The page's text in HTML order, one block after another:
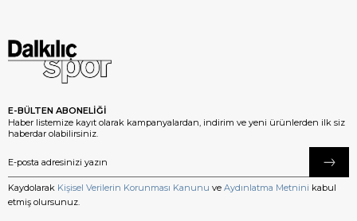
E-BÜLTEN ABONELİĞİ
Haber listemize kayıt olarak kampanyalardan, indirim ve yeni ürünlerden ilk siz
haberdar olabilirsiniz.
Kaydolarak Kişisel Verilerin Korunması Kanunu ve Aydınlatma Metnini kabul
etmiş olursunuz.